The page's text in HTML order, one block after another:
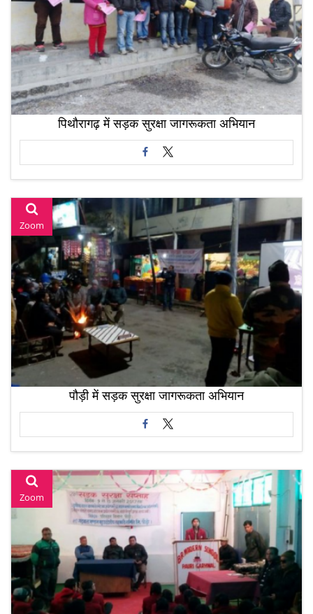
पिथौरागढ़ में सड़क सुरक्षा जागरूकता अभियान
Zoom
पौड़ी में सड़क सुरक्षा जागरूकता अभियान
Zoom